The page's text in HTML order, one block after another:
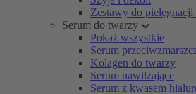
Zestawy do
Serum do twarzy
Pokaż wszystkie
Serum
Kolagen do twarzy
Serum nawilżające
Serum z kwasem